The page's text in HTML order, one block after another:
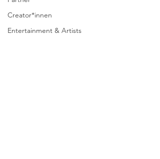
Creator*innen
Entertainment & Artists